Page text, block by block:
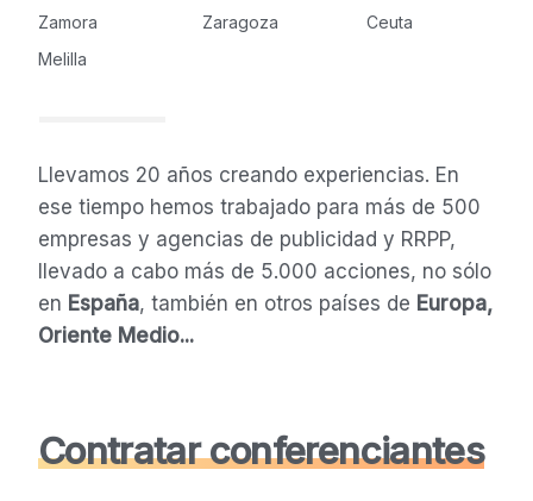
Zamora
Zaragoza
Ceuta
Melilla
Llevamos 20 años creando experiencias. En
ese tiempo hemos trabajado para más de 500
empresas y agencias de publicidad y RRPP,
llevado a cabo más de 5.000 acciones, no sólo
en España, también en otros países de Europa,
Oriente Medio...
Contratar conferenciantes